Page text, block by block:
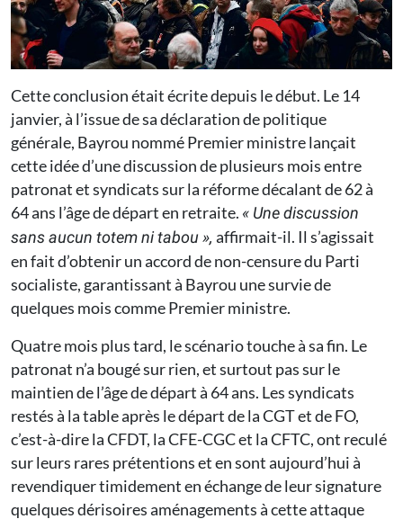
Cette conclusion était écrite depuis le début. Le 14
janvier, à l’issue de sa déclaration de politique
générale, Bayrou nommé Premier ministre lançait
cette idée d’une discussion de plusieurs mois entre
patronat et syndicats sur la réforme décalant de 62 à
64 ans l’âge de départ en retraite. « Une discussion
sans aucun totem ni tabou », affirmait-il. Il s’agissait
en fait d’obtenir un accord de non-censure du Parti
socialiste, garantissant à Bayrou une survie de
quelques mois comme Premier ministre.
Quatre mois plus tard, le scénario touche à sa fin. Le
patronat n’a bougé sur rien, et surtout pas sur le
maintien de l’âge de départ à 64 ans. Les syndicats
restés à la table après le départ de la CGT et de FO,
c’est-à-dire la CFDT, la CFE-CGC et la CFTC, ont reculé
sur leurs rares prétentions et en sont aujourd’hui à
revendiquer timidement en échange de leur signature
quelques dérisoires aménagements à cette attaque